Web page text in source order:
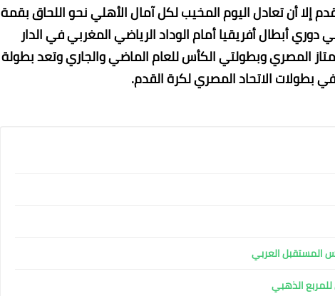
إلا أن تعادل اليوم المخيب لكل آمال الأهلي نحو اللحاق بقمة
أبطال أفريقيا أمام الوداد الرياضي المغربي في الدار
المصري وبطولتي الكأس للعام الماضي والجاري وتعد بطولة
بطولات الاتحاد المصري لكرة القدم.
الذهبي